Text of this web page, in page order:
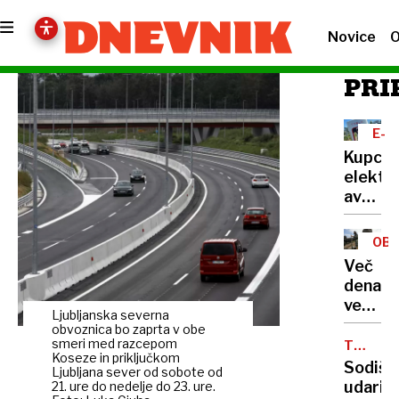
Novice
Ljubljanska severna
obvoznica bo zaprta v obe
smeri med razcepom
Koseze in priključkom
Ljubljana sever od sobote od
21. ure do nedelje do 23. ure.
E-
Kupci
avtov
v
na
trnih,
za
Več
več
Kako
236
VELIKAN
udarilo